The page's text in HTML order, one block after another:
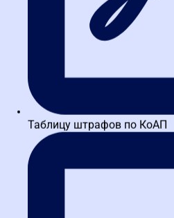
Таблицу штрафов по КоАП
Нижегородская